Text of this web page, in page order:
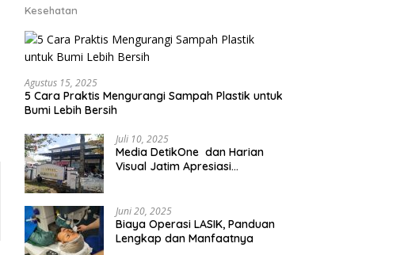
Kesehatan
Agustus 15, 2025
5 Cara Praktis Mengurangi Sampah Plastik untuk
Bumi Lebih Bersih
Juli 10, 2025
Media DetikOne dan Harian
Visual Jatim Apresiasi
Juni 20, 2025
Biaya Operasi LASIK, Panduan
Lengkap dan Manfaatnya